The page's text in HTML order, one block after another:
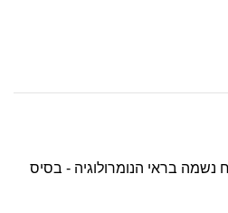
נשמה בראי הנומרולוגיה - בסיס